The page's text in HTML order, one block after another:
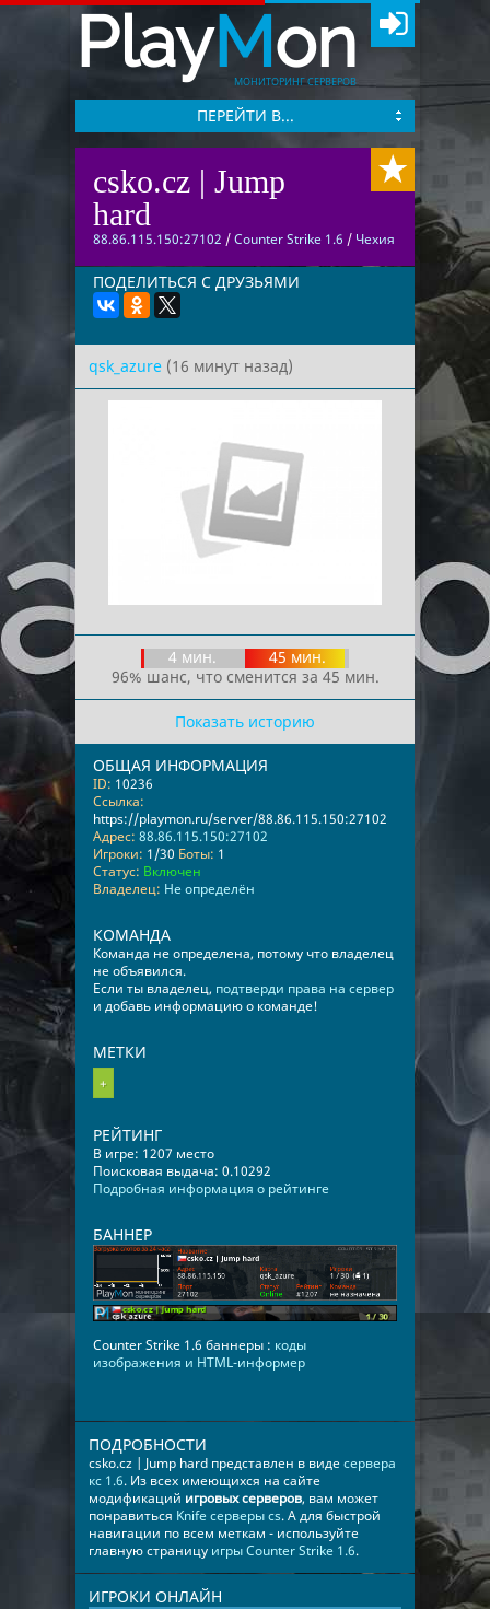
PlayMon
МОНИТОРИНГ СЕРВЕРОВ
ПЕРЕЙТИ В...
csko.cz | Jump
hard
88.86.115.150:27102 /Counter Strike 1.6 / Чехия
ПОДЕЛИТЬСЯ С ДРУЗЬЯМИ
qsk_azure (16 минут назад)
4 мин.
45 мин.
96% шанс, что сменится за 45 мин.
Показать историю
ОБЩАЯ ИНФОРМАЦИЯ
ID: 10236
Ссылка:
https://playmon.ru/server/88.86.115.150:27102
Адрес: 88.86.115.150:27102
Игроки: 1/30 Боты: 1
Статус: Включен
Владелец: Не определён
КОМАНДА
Команда не определена, потому что владелец
не объявился.
Если ты владелец, подтверди права на сервер
и добавь информацию о команде!
МЕТКИ
+
РЕЙТИНГ
В игре: 1207 место
Поисковая выдача: 0.10292
Подробная информация о рейтинге
БАННЕР
Counter Strike 1.6 баннеры : коды
изображения и HTML-информер
ПОДРОБНОСТИ
csko.cz | Jump hard представлен в видесервера
кс 1.6. Из всех имеющихся на сайте
модификаций игровых серверов, вам может
понравиться Knife серверы cs. А для быстрой
навигации по всем меткам - используйте
главную страницу игры Counter Strike 1.6.
ИГРОКИ ОНЛАЙН